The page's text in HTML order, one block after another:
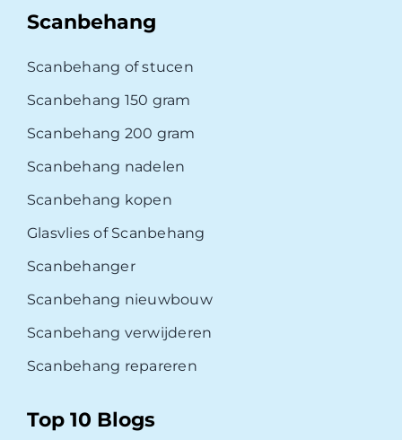
Scanbehang
Scanbehang of stucen
Scanbehang 150 gram
Scanbehang 200 gram
Scanbehang nadelen
Scanbehang kopen
Glasvlies of Scanbehang
Scanbehanger
Scanbehang nieuwbouw
Scanbehang verwijderen
Scanbehang repareren
Top 10 Blogs